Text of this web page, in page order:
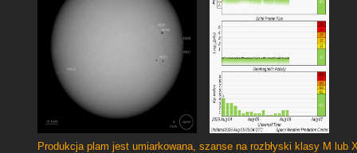
Produkcja plam jest umiarkowana, szanse na rozbłyski klasy M lub